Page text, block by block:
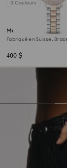
3 Couleurs
Montre Matrix 3-link
Fabriqué en Suisse,
400 $